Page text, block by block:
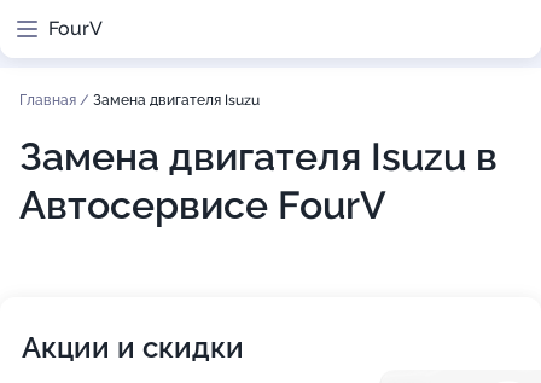
FourV
Главная / Замена двигателя Isuzu
Замена двигателя Isuzu в
Автосервисе FourV
Акции и скидки